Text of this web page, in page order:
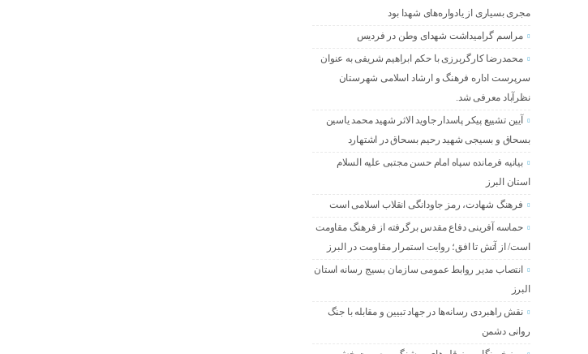
مجری بسیاری از یادواره‌های شهدا بود
مراسم گرامیداشت شهدای وطن در فردیس
محمدرضا کارگربرزی با حکم ابراهیم شریفی به عنوان
سرپرست اداره فرهنگ و ارشاد اسلامی شهرستان
نظرآباد معرفی شد.
آیین تشییع پیکر پاسدار جاوید الاثر شهید محمد یاسین
بسحاق و بسیجی شهید رحیم بسحاق در اشتهارد
بیانیه فرمانده سپاه امام حسن مجتبی علیه السلام
استان البرز
فرهنگ شهادت، رمز جاودانگی انقلاب اسلامی است
حماسه آفرینی دفاع مقدس برگرفته از فرهنگ مقاومت
است/ از آتش تا افق؛ روایت استمرار مقاومت در البرز
انتصاب مدیر روابط عمومی سازمان بسیج رسانه استان
البرز
نقش راهبردی رسانه‌ها در جهاد تبیین و مقابله با جنگ
روانی دشمن